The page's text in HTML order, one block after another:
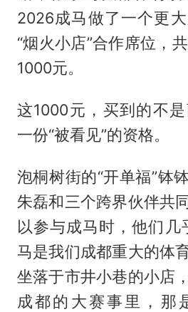
2026成马做了一个更
“烟火小店”合作席位，
1000元。
这1000元，买到的不
一份“被看见”的资格。
泡桐树街的“开单福”钵
朱磊和三个跨界伙伴共
以参与成马时，他们几
马是我们成都重大的体
坐落于市井小巷的小店
成都的大赛事里，那